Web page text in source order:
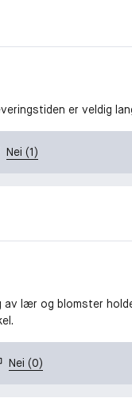
er veldig
Nei (1)
av lær og blomster
Nei (0)